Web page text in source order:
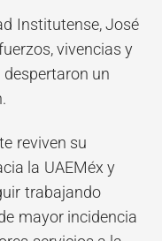
Institutense, José
vivencias y
un
reviven su
la UAEMéx y
trabajando
mayor incidencia